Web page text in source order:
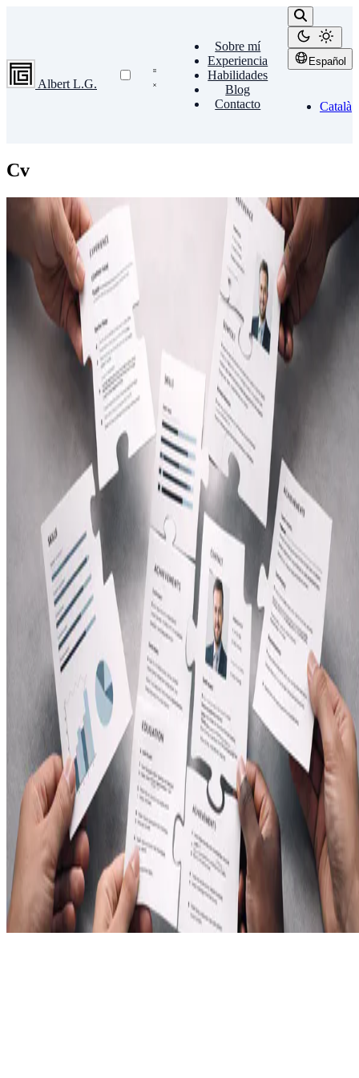
Albert L.G.
Sobre mí
Experiencia
Habilidades
Blog
Contacto
Español
Català
Cv
Reflexiones
Mi currículum, según quién lo lea
No hay un único currículum posible. Hay tantos como perspectivas
desde las que se observe. Hoy no vengo a resumir mi carrera, sino a
descomponerla.
4 de agosto de 2025•
8 min de lectura
Idiomas:
Español
Català
Política de privacidad
Created with ❤ by: Albert L.G. © 2026